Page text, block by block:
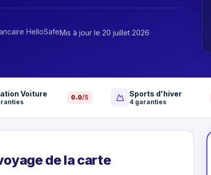
HelloSafeMis à jour le 20 juillet 2026·
Voiture 0.0/5 Sports d'hiver
4 garanties
de la carte